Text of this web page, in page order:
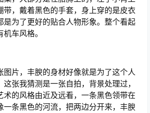
带，戴着黑色的手套，身上穿的是皮衣
是为了更好的贴合人物形象。整个看起
车风格。
图片，丰腴的身材好像就是为了这个人
张我猜测是一张自拍，背景处理过，
术的风格由近及远看，一条黑色领带在
一条黑色的河流，把两边分开来，丰腴